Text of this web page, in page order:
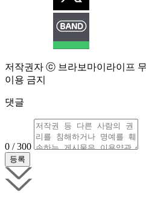
저작권자 ⓒ 브라보마이라이프
이용 금지
댓글
0 / 300